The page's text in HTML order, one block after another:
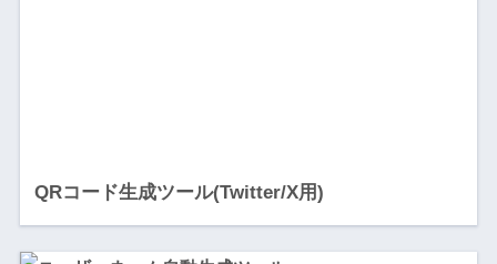
QRコード生成ツール(Twitter/X用)